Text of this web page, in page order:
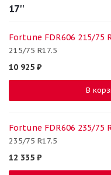
17''
Fortune FDR606 215/75
215/75 R17.5
10 925 ₽
В
Fortune FDR606 235/75
235/75 R17.5
12 335 ₽